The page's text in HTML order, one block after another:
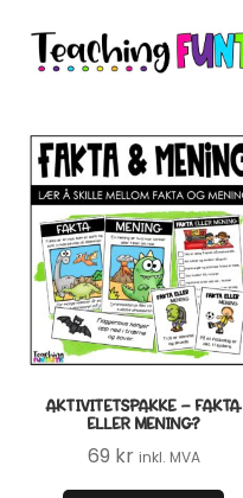
Hopp
til
Hopp
til
MIN KONTO
GRATIS
BUTIKK
LISENSER
TIPSHJØRNET
AKTIVITETSPAKKE – FAKTA
ELLER MENING?
69 kr inkl. MVA